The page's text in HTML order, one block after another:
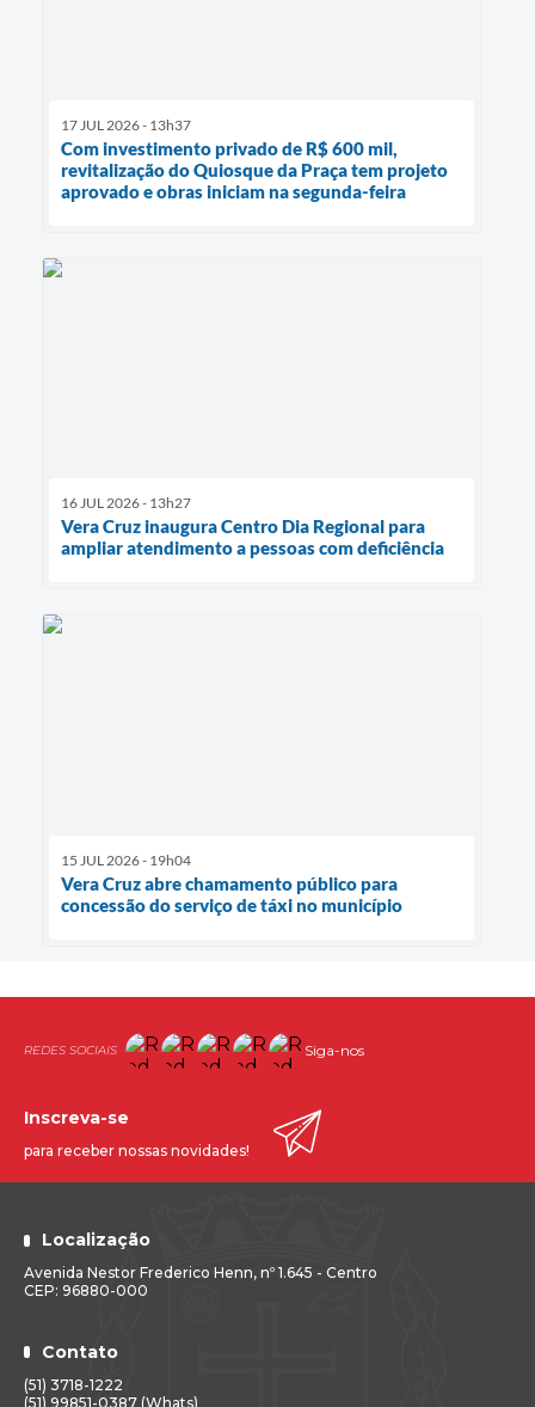
17 JUL 2026 - 13h37
Com investimento privado de R$ 600 mil,
revitalização do Quiosque da Praça tem projeto
aprovado e obras iniciam na segunda-feira
16 JUL 2026 - 13h27
Vera Cruz inaugura Centro Dia Regional para
ampliar atendimento a pessoas com deficiência
15 JUL 2026 - 19h04
Vera Cruz abre chamamento público para
concessão do serviço de táxi no município
Siga-nos
Localização
Avenida Nestor Frederico Henn, nº 1.645 - Centro
CEP: 96880-000
Contato
(51) 3718-1222
(51) 99851-0387 (Whats)
Inscreva-se
para receber nossas novidades!